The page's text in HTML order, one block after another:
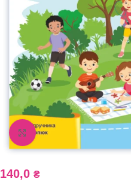
Збільшити зображення
140,0 ₴